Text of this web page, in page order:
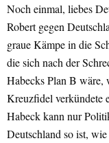
Noch einmal, liebes
Robert gegen
graue Kämpe in die
die sich nach der
Habecks Plan B
Kreuzfidel verkündete
Habeck kann nur
Deutschland so ist,